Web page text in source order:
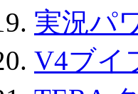
実況パ
V4ブイ